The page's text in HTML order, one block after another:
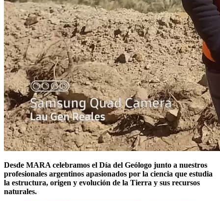
Desde MARA celebramos el Día del Geólogo junto a nuestros
profesionales argentinos apasionados por la ciencia que estudia
la estructura, origen y evolución de la Tierra y sus recursos
naturales.